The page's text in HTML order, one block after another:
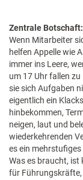
Zentrale Botschaft:
Wenn Mitarbeiter
helfen Appelle wie
immer ins Leere,
um 17 Uhr fallen
sie sich Aufgaben
eigentlich ein
hinbekommen,
neigen, laut und
wiederkehrenden
es ein
Was es braucht, ist
für Führungskräfte,